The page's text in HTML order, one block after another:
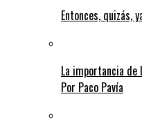
Entonces, quizás,
La importancia de
Por Paco Pavía